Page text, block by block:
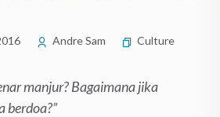
Andre Sam
Culture
manjur? Bagaimana jika
berdoa?”